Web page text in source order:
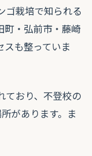
ゴ栽培で知られる
町・弘前市・藤崎
スも整っていま
ており、不登校の
があります。ま